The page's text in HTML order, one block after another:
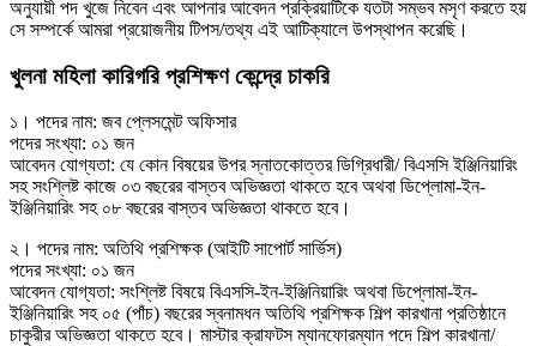
অনুযায়ী পদ খুজে নিবেন এবং আপনার আবেদন প্রক্রিয়াটিকে যতটা সম্ভব মসৃণ করতে হয়
সে সম্পর্কে আমরা প্রয়োজনীয় টিপস/তথ্য এই আটিক্যালে উপস্থাপন করেছি।
খুলনা মহিলা কারিগরি প্রশিক্ষণ কেন্দ্রে চাকরি
১। পদের নাম: জব প্লেসমেন্ট অফিসার
পদের সংখ্যা: ০১ জন
আবেদন যোগ্যতা: যে কোন বিষয়ের উপর স্নাতকোত্তর ডিগ্রিধারী/ বিএসসি ইঞ্জিনিয়ারিং
সহ সংশ্লিষ্ট কাজে ০৩ বছরের বাস্তব অভিজ্ঞতা থাকতে হবে অথবা ডিপ্লোমা-ইন-
ইঞ্জিনিয়ারিং সহ ০৮ বছরের বাস্তব অভিজ্ঞতা থাকতে হবে।
২। পদের নাম: অতিথি প্রশিক্ষক (আইটি সাপাের্ট সার্ভিস)
পদের সংখ্যা: ০১ জন
আবেদন যোগ্যতা: সংশ্লিষ্ট বিষয়ে বিএসসি-ইন-ইঞ্জিনিয়ারিং অথবা ডিপ্লোমা-ইন-
ইঞ্জিনিয়ারিং সহ ০৫ (পাঁচ) বছরের স্বনামধন অতিথি প্রশিক্ষক শিল্প কারখানা প্রতিষ্ঠানে
চাকুরীর অভিজ্ঞতা থাকতে হবে। মাস্টার ক্রাফটস ম্যানফোরম্যান পদে শিল্প কারখানা/